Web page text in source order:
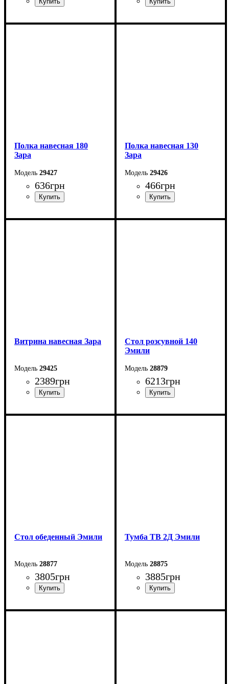
Ширина: 180 см
Ширина: 87 см
Полка навесная 180
Зара
29427
636грн
Ширина: 180 см
Полка навесная 130
Зара
29426
466грн
Ширина: 130 см
Витрина навесная Зара
29425
2389грн
Ширина: 42,5 см
Стол розсувной 140
Эмили
28879
6213грн
Ширина: 140 (+40) см
Стол обеденный Эмили
28877
3805грн
Ширина: 160 (+40) см
Тумба ТВ 2Д Эмили
28875
3885грн
Ширина: 166,4 см